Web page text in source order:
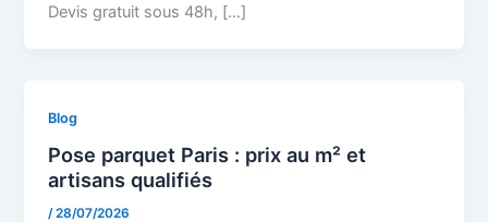
Devis gratuit sous 48h, […]
Blog
Pose parquet Paris : prix au m² et
artisans qualifiés
/28/07/2026